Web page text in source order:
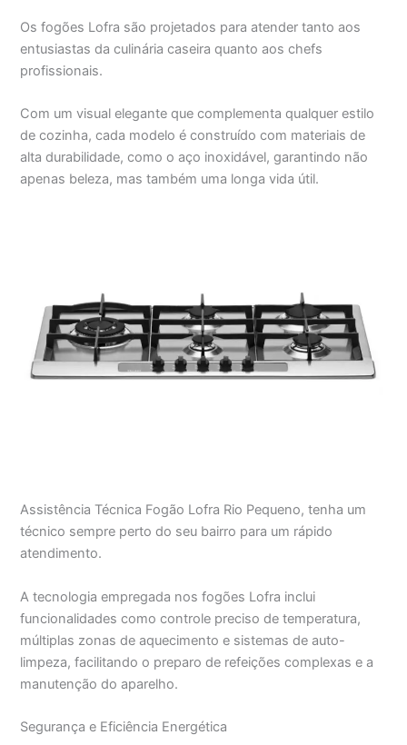
Os fogões Lofra são projetados para atender tanto aos
entusiastas da culinária caseira quanto aos chefs
profissionais.
Com um visual elegante que complementa qualquer estilo
de cozinha, cada modelo é construído com materiais de
alta durabilidade, como o aço inoxidável, garantindo não
apenas beleza, mas também uma longa vida útil.
Assistência Técnica Fogão Lofra Rio Pequeno, tenha um
técnico sempre perto do seu bairro para um rápido
atendimento.
A tecnologia empregada nos fogões Lofra inclui
funcionalidades como controle preciso de temperatura,
múltiplas zonas de aquecimento e sistemas de auto-
limpeza, facilitando o preparo de refeições complexas e a
manutenção do aparelho.
Segurança e Eficiência Energética